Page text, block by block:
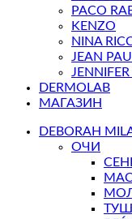
PACO
KENZO
NINA
JEAN
DERMOLAB
МАГАЗИН
DEBORAH
ОЧИ
ТУШ